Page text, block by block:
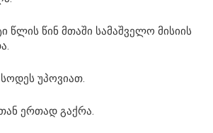
წლის წინ მთაში სამაშველო მისიის
უპოვიათ.
ერთად გაქრა.